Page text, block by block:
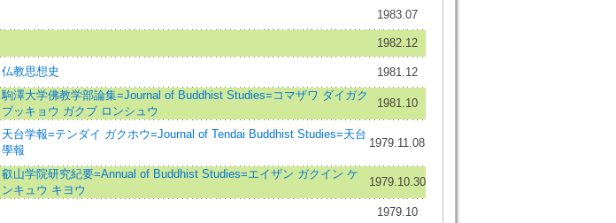
1983.07
1982.12
仏教思想史 1981.12
駒澤大学佛教学部論集=Journal of Buddhist Studies=コマザワ ダイガク
ブッキョウ ガクブ ロンシュウ
1981.10
天台学報=テンダイ ガクホウ=Journal of Tendai Buddhist Studies=天台
學報
1979.11.08
叡山学院研究紀要=Annual of Buddhist Studies=エイザン ガクイン ケ
ンキュウ キヨウ
1979.10.30
1979.10